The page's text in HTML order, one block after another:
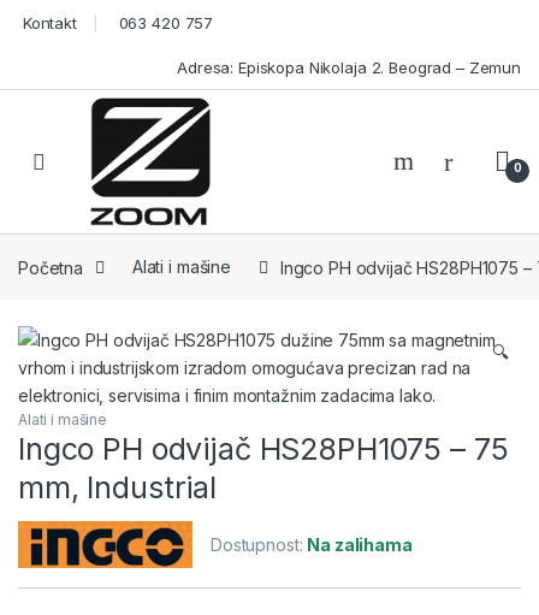
Skip to navigation
Skip to content
Kontakt 063 420 757
Adresa: Episkopa Nikolaja 2. Beograd – Zemun
Open 0
Početna Alati i mašine Ingco PH odvijač HS28PH1075 –
🔍
Alati i mašine
Ingco PH odvijač HS28PH1075 – 75
mm, Industrial
Dostupnost: Na zalihama